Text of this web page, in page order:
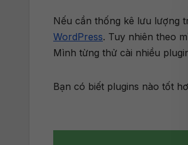
Nếu cần thống kê lưu lượng
WordPress. Tuy nhiên theo
Mình từng thử cài nhiều
Bạn có biết plugins nào tốt